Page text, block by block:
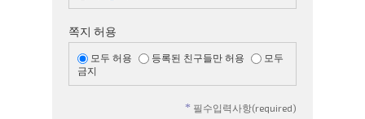
쪽지 허용
모두 허용 등록된 친구들만 허용
모두
금지
* 필수입력사항(required)